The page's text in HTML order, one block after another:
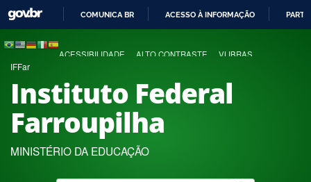
COMUNICA BR ACESSO À INFORMAÇÃO
ACESSIBILIDADE ALTO CONTRASTE VLIBRAS
IFFar
Instituto Federal
Farroupilha
MINISTÉRIO DA EDUCAÇÃO